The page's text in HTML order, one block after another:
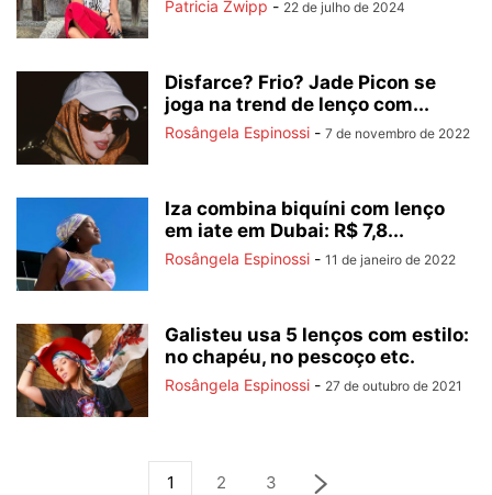
Patricia Zwipp - 22 de julho de 2024
Disfarce? Frio? Jade Picon se
joga na trend de lenço com...
Rosângela Espinossi - 7 de novembro de 2022
Iza combina biquíni com lenço
em iate em Dubai: R$ 7,8...
Rosângela Espinossi - 11 de janeiro de 2022
Galisteu usa 5 lenços com estilo:
no chapéu, no pescoço etc.
Rosângela Espinossi - 27 de outubro de 2021
1 2 3